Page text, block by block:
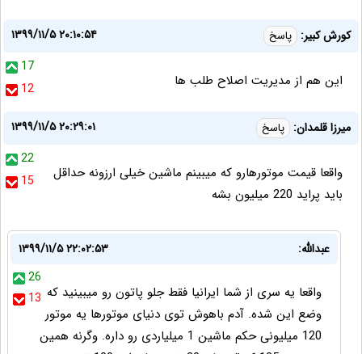
کورش کبیر: پاسخ
۱۳۹۹/۱۱/۵ ۲۰:۱۰:۵۴
17
12
این هم از مدیریت اصلاح طلب ها
میرزا قلمدان: پاسخ
۱۳۹۹/۱۱/۵ ۲۰:۲۹:۰۱
22
15
واقعا قیمت موتورهارو که میبینم ماشین خیلی ارزونه حداقل
باید پراید 220 میلیون بشه
عبدالله:
۱۳۹۹/۱۱/۵ ۲۲:۰۲:۵۳
26
13 واقعا یه سری از شما ایرانیا فقط جلو پاتون رو میبینید که
وضع این شده. آدم باهوش توی دنیای موتورها یه موتور
120 میلیونی حکم ماشین 1 میلیاردی رو داره. وگرنه همین